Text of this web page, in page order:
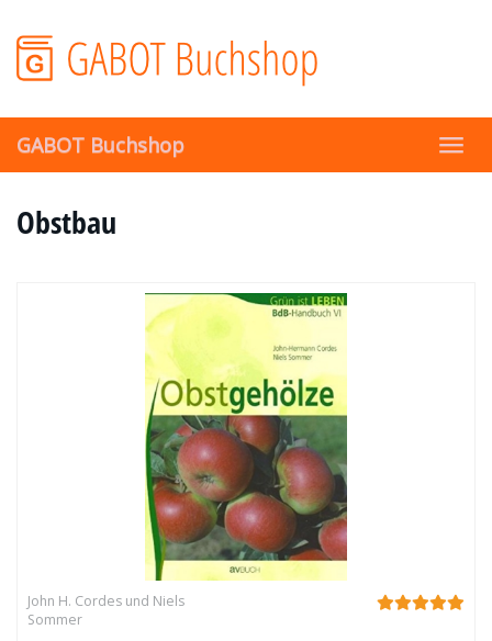
main
content
GABOT Buchshop
Obstbau
John H. Cordes und Niels
Sommer